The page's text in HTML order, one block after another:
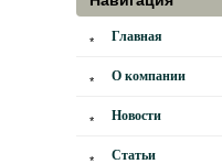
Главная
О компании
Новости
Статьи